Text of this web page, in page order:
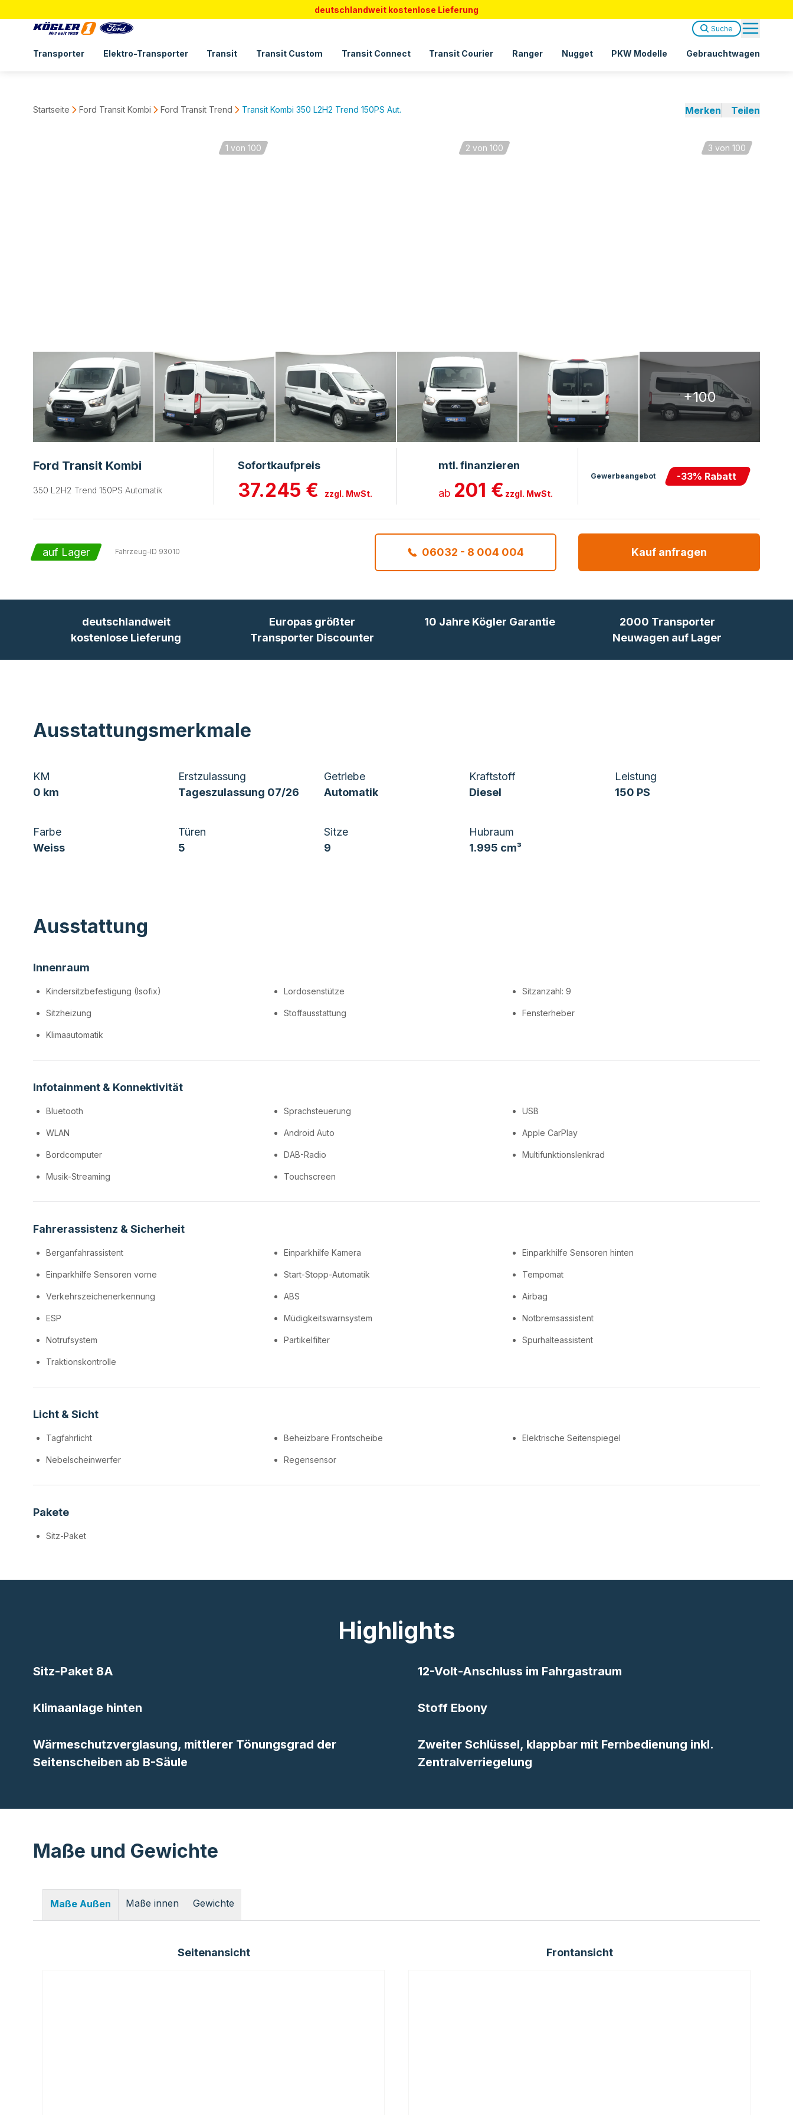
deutschlandweit kostenlose Lieferung
Transporter Elektro-Transporter Transit Transit Custom Transit Connect Transit Courier Ranger Nugget PKW Modelle Gebrauchtwagen
Suche
Startseite Ford Transit Kombi Ford Transit Trend Transit Kombi 350 L2H2 Trend 150PS Aut. Merken Teilen
2 von 100
1 von 100 3 von 100
+100
Ford Transit Kombi
350 L2H2 Trend 150PS Automatik
Sofortkaufpreis
37.245 € zzgl. MwSt.
mtl. finanzieren
ab 201 € zzgl. MwSt.
Gewerbeangebot -33% Rabatt
auf Lager Fahrzeug-ID 93010 06032 - 8 004 004 Kauf anfragen
deutschlandweit
kostenlose Lieferung
Europas größter
Transporter Discounter
10 Jahre Kögler Garantie
2000 Transporter
Neuwagen auf Lager
Ausstattungsmerkmale
KM
0 km
Erstzulassung
Tageszulassung 07/26
Getriebe
Automatik
Kraftstoff
Diesel
Leistung
150 PS
Farbe
Weiss
Türen
5
Sitze
9
Hubraum
1.995 cm³
Ausstattung
Innenraum
Kindersitzbefestigung (Isofix) Lordosenstütze Sitzanzahl: 9
Sitzheizung Stoffausstattung Fensterheber
Klimaautomatik
Infotainment & Konnektivität
Bluetooth Sprachsteuerung USB
WLAN Android Auto Apple CarPlay
Bordcomputer DAB-Radio Multifunktionslenkrad
Musik-Streaming Touchscreen
Fahrerassistenz & Sicherheit
Berganfahrassistent Einparkhilfe Kamera Einparkhilfe Sensoren hinten
Einparkhilfe Sensoren vorne Start-Stopp-Automatik Tempomat
Verkehrszeichenerkennung ABS Airbag
ESP Müdigkeitswarnsystem Notbremsassistent
Notrufsystem Partikelfilter Spurhalteassistent
Traktionskontrolle
Licht & Sicht
Tagfahrlicht Beheizbare Frontscheibe Elektrische Seitenspiegel
Nebelscheinwerfer Regensensor
Pakete
Sitz-Paket
Highlights
Sitz-Paket 8A 12-Volt-Anschluss im Fahrgastraum
Klimaanlage hinten Stoff Ebony
Wärmeschutzverglasung, mittlerer Tönungsgrad der
Seitenscheiben ab B-Säule
Zweiter Schlüssel, klappbar mit Fernbedienung inkl.
Zentralverriegelung
Maße und Gewichte
Maße Außen Maße innen Gewichte
Seitenansicht Frontansicht